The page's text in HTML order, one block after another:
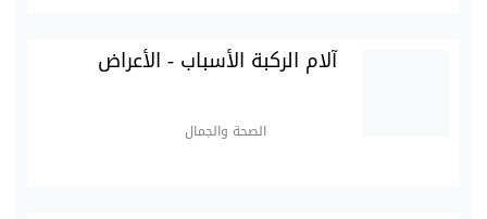
آلام الركبة الأسباب - الأعراض
الصحة والجمال